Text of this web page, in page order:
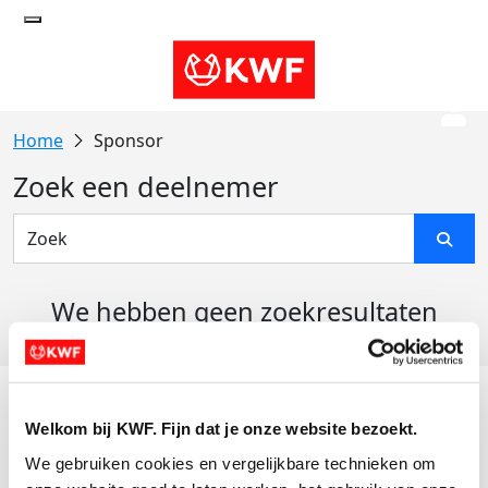
Welkom bij KWF. Fijn dat je onze website bezoekt.
We gebruiken cookies en vergelijkbare technieken om
Sponsor
Zoek een deelnemer
We hebben geen zoekresultaten
Actiematerialen
Evenementen